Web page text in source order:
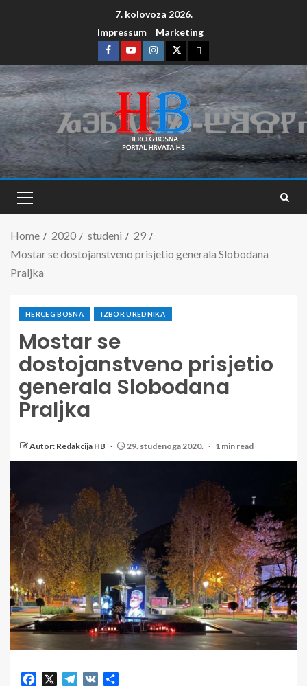
7. kolovoza 2026.
Impressum
Marketing
Home 2020 studeni
29
Mostar se dostojanstveno prisjetio generala Slobodana
Praljka
HERCEG BOSNA IZBOR UREDNIKA
Mostar se
dostojanstveno prisjetio
generala Slobodana
Praljka
Autor: Redakcija HB 29. studenoga 2020. 1 min read
Facebook Telegram
VK